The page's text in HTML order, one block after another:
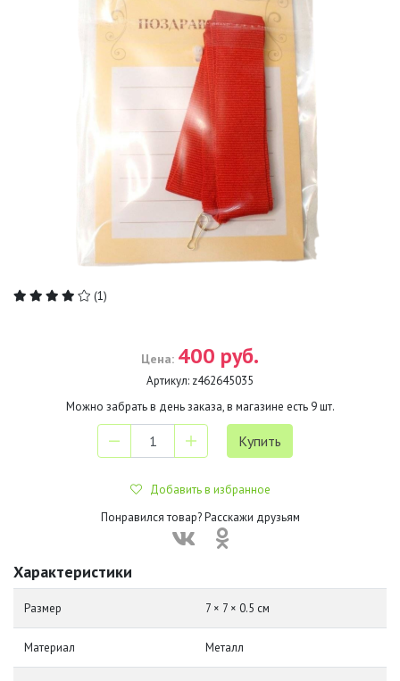
(1)
Цена: 400 руб.
Артикул: z462645035
Можно забрать в день заказа, в магазине есть 9шт.
Добавить в избранное
Понравился товар? Расскажи друзьям
Характеристики
Размер 7 × 7 × 0.5 см
Материал Металл